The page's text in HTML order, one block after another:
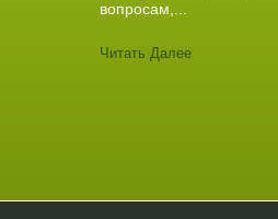
вопросам,...
Читать Далее